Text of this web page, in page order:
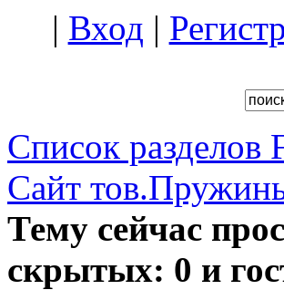
| Вход |
Список разделов
Сайт
Тему сейчас
скрытых: 0 и